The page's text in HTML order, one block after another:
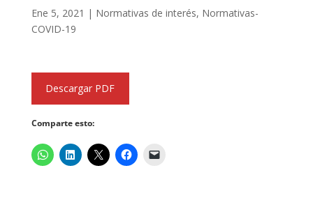
Ene 5, 2021 | Normativas de interés, Normativas-
COVID-19
Descargar PDF
Comparte esto: